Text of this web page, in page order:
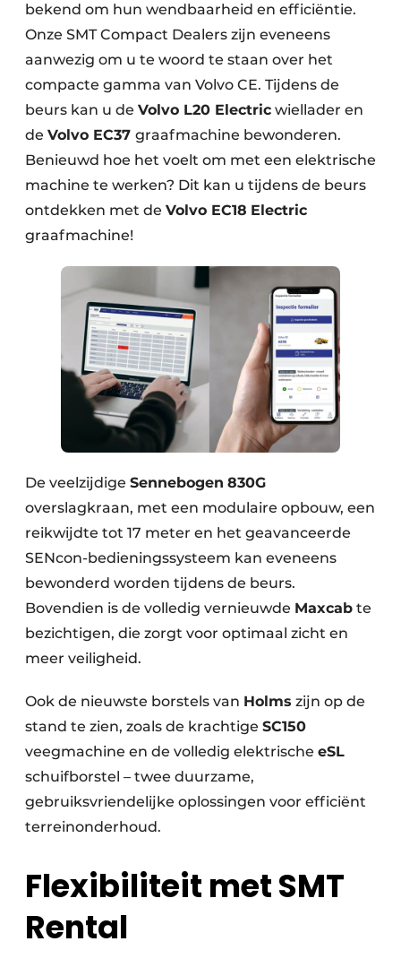
bekend om hun wendbaarheid en efficiëntie.
Onze SMT Compact Dealers zijn eveneens
aanwezig om u te woord te staan over het
compacte gamma van Volvo CE. Tijdens de
beurs kan u de Volvo L20 Electric wiellader en
de Volvo EC37 graafmachine bewonderen.
Benieuwd hoe het voelt om met een elektrische
machine te werken? Dit kan u tijdens de beurs
ontdekken met de Volvo EC18 Electric
graafmachine!
De veelzijdige Sennebogen 830G
overslagkraan, met een modulaire opbouw, een
reikwijdte tot 17 meter en het geavanceerde
SENcon-bedieningssysteem kan eveneens
bewonderd worden tijdens de beurs.
Bovendien is de volledig vernieuwde Maxcab te
bezichtigen, die zorgt voor optimaal zicht en
meer veiligheid.
Ook de nieuwste borstels van Holms zijn op de
stand te zien, zoals de krachtige SC150
veegmachine en de volledig elektrische eSL
schuifborstel – twee duurzame,
gebruiksvriendelijke oplossingen voor efficiënt
terreinonderhoud.
Flexibiliteit met SMT
Rental